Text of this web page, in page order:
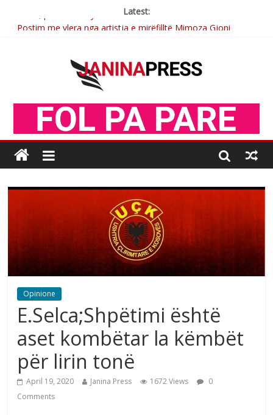
Latest:
Postim me vlera nga artistja e mirëfilltë Mimoza Gjoni
Brahim Çekaj njē veprimtar i respektuar i çeshtjës kombëtare
Sulm , pse të dua ty
Opinione
E.Selca;Shpëtimi është
aset kombëtar la këmbët
për lirin tonë
April 19, 2020 Janina Press 1672 Views
0
Comments